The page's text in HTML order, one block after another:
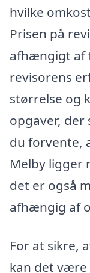
hvilke
Prisen på
afhængigt af
revisorens
størrelse og
opgaver, der
du forvente,
Melby ligger
det er også
afhængig af
For at sikre,
kan det